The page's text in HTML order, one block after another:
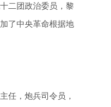
二团政治委员，黎
了中央革命根据地
任，炮兵司令员，